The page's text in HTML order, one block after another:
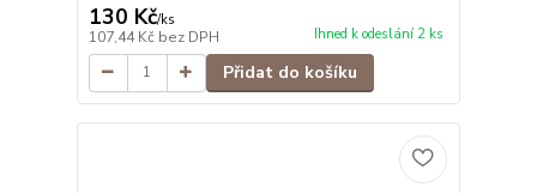
130 Kč/ks
107,44 Kč bez DPH Ihned k odeslání 2 ks
Přidat do košíku